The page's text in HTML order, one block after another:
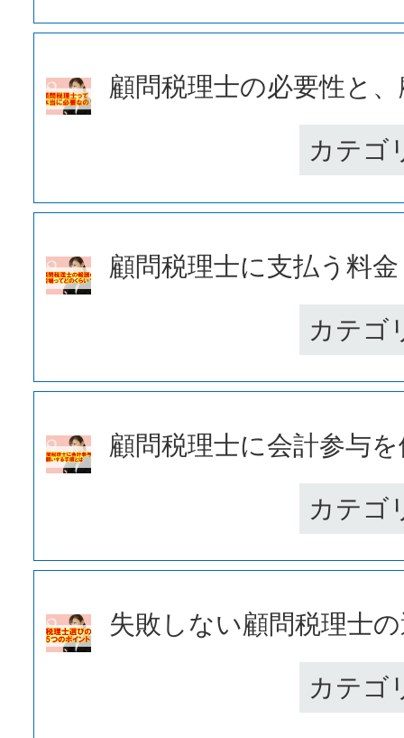
顧問税理士の必要性と
カテゴ
顧問税理士に支払う料
カテゴ
顧問税理士に会計参与
カテゴ
失敗しない顧問税理士
カテゴ